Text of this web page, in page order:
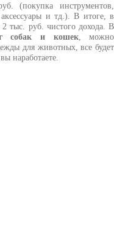
(покупка инструментов,
аксессуары и тд.). В итоге, в
2 тыс. руб. чистого дохода. В
собак и кошек, можно
для животных, все будет
наработаете.